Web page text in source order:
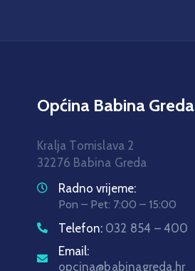
Općina Babina Greda
Kralja Tomislava 2
32276 Babina Greda
Radno vrijeme:
Pon – Pet: 7:00 – 15:00
Telefon: 032 854 – 400
Email:
opcina@babinagreda.hr